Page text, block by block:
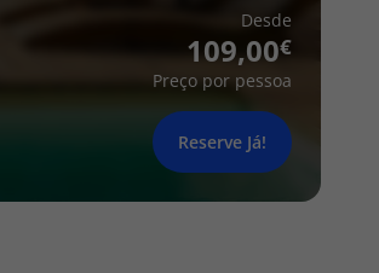
Desde
109,00
Preço por pessoa
Reserve Já!